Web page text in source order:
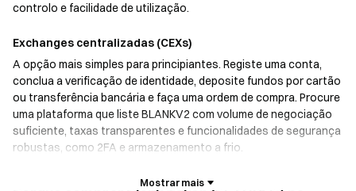
controlo e facilidade de utilização.
Exchanges centralizadas (CEXs)
A opção mais simples para principiantes. Registe uma conta,
conclua a verificação de identidade, deposite fundos por cartão
ou transferência bancária e faça uma ordem de compra. Procure
uma plataforma que liste BLANKV2 com volume de negociação
suficiente, taxas transparentes e funcionalidades de segurança
robustas, como 2FA e armazenamento a frio.